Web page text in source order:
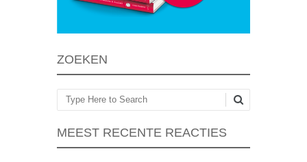
ZOEKEN
Zoeken
MEEST RECENTE REACTIES